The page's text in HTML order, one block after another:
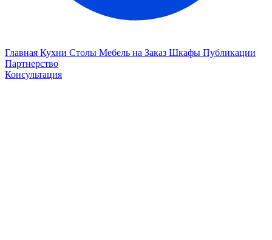
Главная Кухни Столы Мебель на Заказ Шкафы Публикации
Партнерство
Консультация